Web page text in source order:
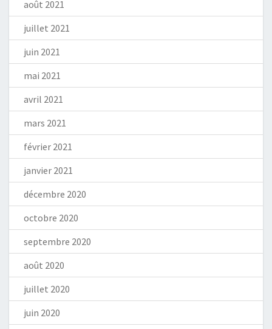
août 2021
juillet 2021
juin 2021
mai 2021
avril 2021
mars 2021
février 2021
janvier 2021
décembre 2020
octobre 2020
septembre 2020
août 2020
juillet 2020
juin 2020